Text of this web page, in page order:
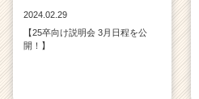
2024.02.29
【25卒向け説明会 3月日程を公
開！】